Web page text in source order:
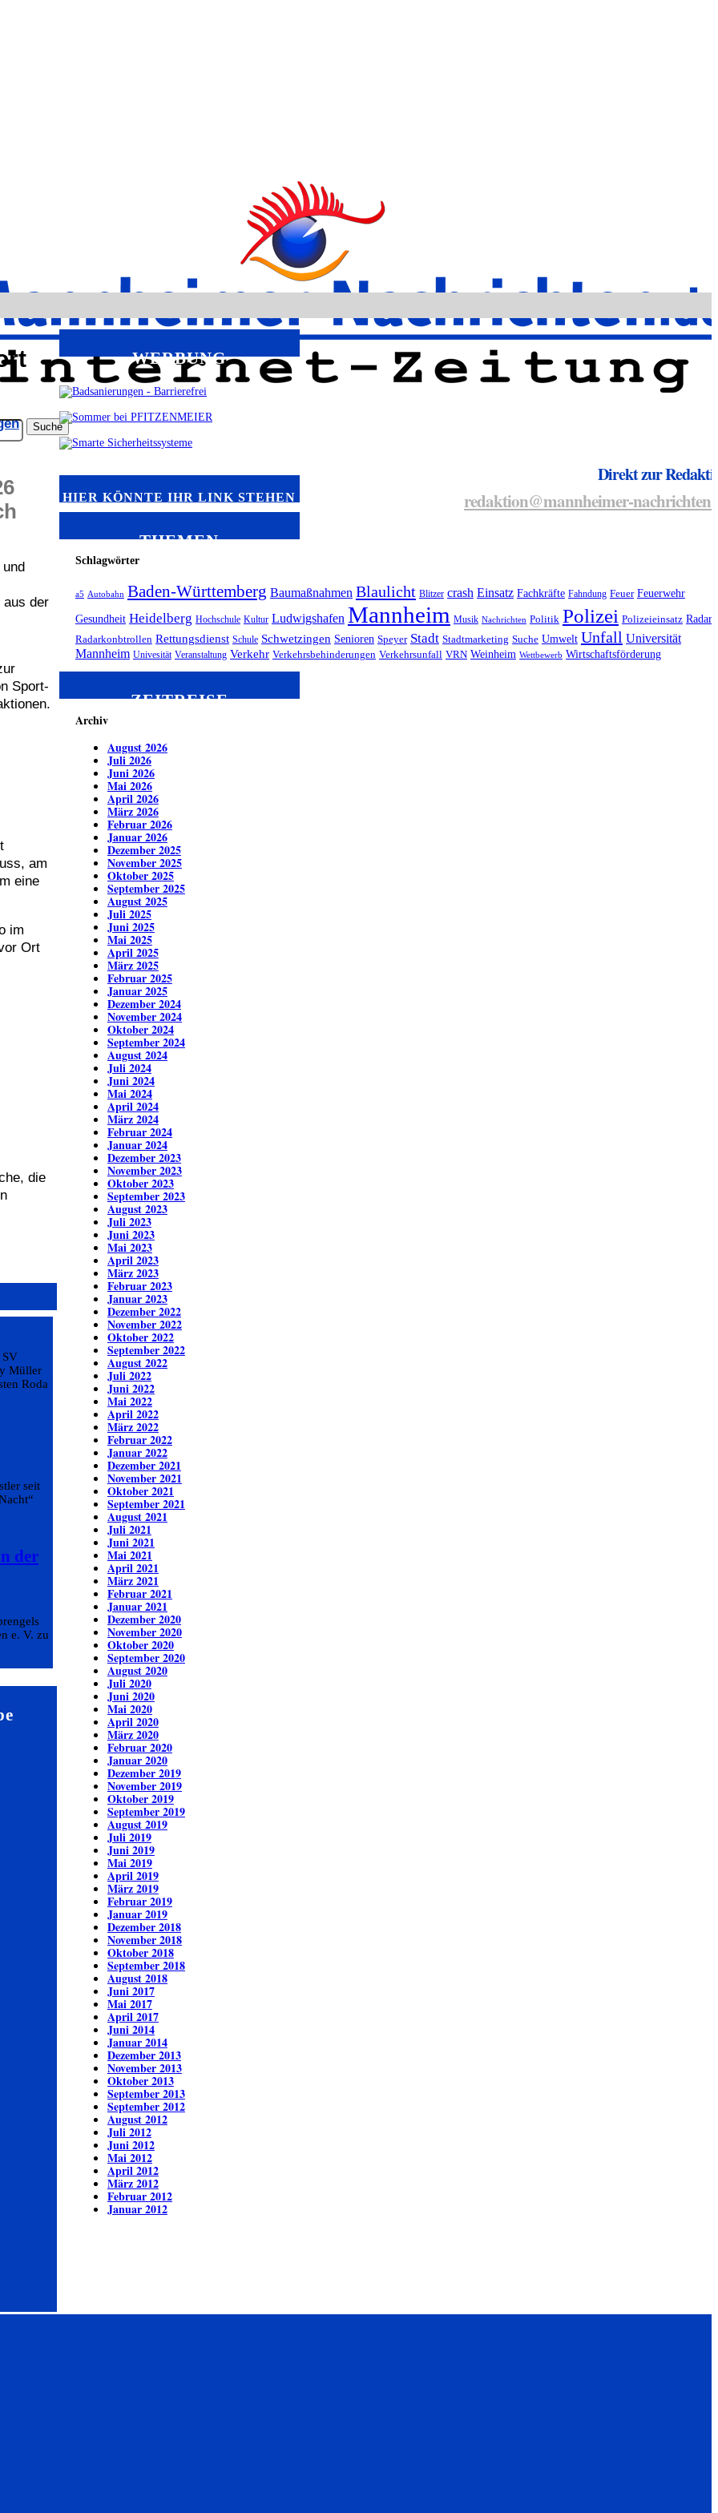
Direkt zur
redaktion@mannheimer-
aus der
Sport-
am
eine
im
Ort
die
SV
Müller
Roda
seit
der
e. V. zu
WERBUNG
HIER KÖNNTE IHR LINK STEHEN
THEMEN
Schlagwörter
a5 Autobahn Baden-Württemberg Baumaßnahmen Blaulicht Blitzer crash Einsatz Fachkräfte Fahndung Feuer Feuerwehr
Gesundheit Heidelberg Hochschule Kultur Ludwigshafen Mannheim Musik Nachrichten Politik Polizei Polizeieinsatz Radar
Radarkonbtrollen Rettungsdienst Schule Schwetzingen Senioren Speyer Stadt Stadtmarketing Suche Umwelt Unfall Universität
Mannheim Univesität Veranstaltung Verkehr Verkehrsbehinderungen Verkehrsunfall VRN Weinheim Wettbewerb Wirtschaftsförderung
ZEITREISE
Archiv
August 2026
Juli 2026
Juni 2026
Mai 2026
April 2026
März 2026
Februar 2026
Januar 2026
Dezember 2025
November 2025
Oktober 2025
September 2025
August 2025
Juli 2025
Juni 2025
Mai 2025
April 2025
März 2025
Februar 2025
Januar 2025
Dezember 2024
November 2024
Oktober 2024
September 2024
August 2024
Juli 2024
Juni 2024
Mai 2024
April 2024
März 2024
Februar 2024
Januar 2024
Dezember 2023
November 2023
Oktober 2023
September 2023
August 2023
Juli 2023
Juni 2023
Mai 2023
April 2023
März 2023
Februar 2023
Januar 2023
Dezember 2022
November 2022
Oktober 2022
September 2022
August 2022
Juli 2022
Juni 2022
Mai 2022
April 2022
März 2022
Februar 2022
Januar 2022
Dezember 2021
November 2021
Oktober 2021
September 2021
August 2021
Juli 2021
Juni 2021
Mai 2021
April 2021
März 2021
Februar 2021
Januar 2021
Dezember 2020
November 2020
Oktober 2020
September 2020
August 2020
Juli 2020
Juni 2020
Mai 2020
April 2020
März 2020
Februar 2020
Januar 2020
Dezember 2019
November 2019
Oktober 2019
September 2019
August 2019
Juli 2019
Juni 2019
Mai 2019
April 2019
März 2019
Februar 2019
Januar 2019
Dezember 2018
November 2018
Oktober 2018
September 2018
August 2018
Juni 2017
Mai 2017
April 2017
Juni 2014
Januar 2014
Dezember 2013
November 2013
Oktober 2013
September 2013
September 2012
August 2012
Juli 2012
Juni 2012
Mai 2012
April 2012
März 2012
Februar 2012
Januar 2012